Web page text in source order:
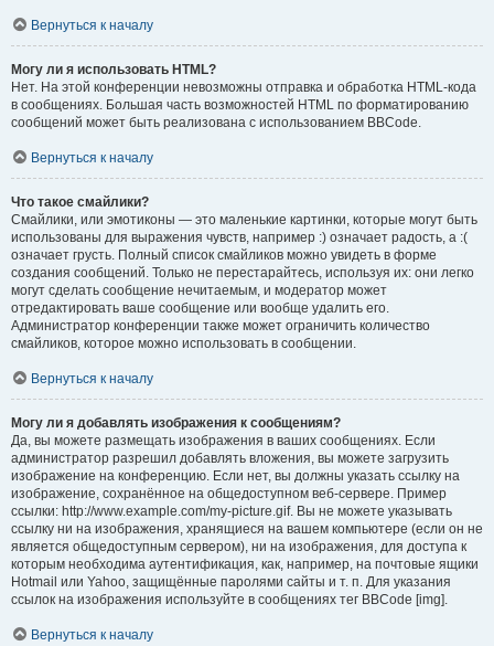
Вернуться к началу
Могу ли я использовать HTML?
Нет. На этой конференции невозможны отправка и обработка HTML-кода
в сообщениях. Большая часть возможностей HTML по форматированию
сообщений может быть реализована с использованием BBCode.
Вернуться к началу
Что такое смайлики?
Смайлики, или эмотиконы — это маленькие картинки, которые могут быть
использованы для выражения чувств, например :) означает радость, а :(
означает грусть. Полный список смайликов можно увидеть в форме
создания сообщений. Только не перестарайтесь, используя их: они легко
могут сделать сообщение нечитаемым, и модератор может
отредактировать ваше сообщение или вообще удалить его.
Администратор конференции также может ограничить количество
смайликов, которое можно использовать в сообщении.
Вернуться к началу
Могу ли я добавлять изображения к сообщениям?
Да, вы можете размещать изображения в ваших сообщениях. Если
администратор разрешил добавлять вложения, вы можете загрузить
изображение на конференцию. Если нет, вы должны указать ссылку на
изображение, сохранённое на общедоступном веб-сервере. Пример
ссылки: http://www.example.com/my-picture.gif. Вы не можете указывать
ссылку ни на изображения, хранящиеся на вашем компьютере (если он не
является общедоступным сервером), ни на изображения, для доступа к
которым необходима аутентификация, как, например, на почтовые ящики
Hotmail или Yahoo, защищённые паролями сайты и т. п. Для указания
ссылок на изображения используйте в сообщениях тег BBCode [img].
Вернуться к началу